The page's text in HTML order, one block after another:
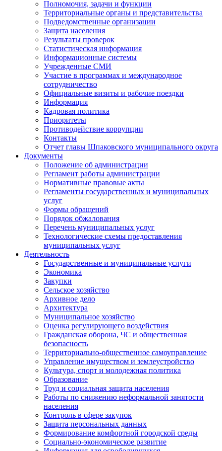
Полномочия, задачи и функции
Территориальные органы и представительства
Подведомственные организации
Защита населения
Результаты проверок
Статистическая информация
Информационные системы
Учрежденные СМИ
Участие в программах и международное
сотрудничество
Официальные визиты и рабочие поездки
Информация
Кадровая политика
Приоритеты
Противодействие коррупции
Контакты
Отчет главы Шпаковского муниципального округа
Документы
Положение об администрации
Регламент работы администрации
Нормативные правовые акты
Регламенты государственных и муниципальных
услуг
Формы обращений
Порядок обжалования
Перечень муниципальных услуг
Технологические схемы предоставления
муниципальных услуг
Деятельность
Государственные и муниципальные услуги
Экономика
Закупки
Сельское хозяйство
Архивное дело
Архитектура
Муниципальное хозяйство
Оценка регулирующего воздействия
Гражданская оборона, ЧС и общественная
безопасность
Территориально-общественное самоуправление
Управление имуществом и землеустройство
Культура, спорт и молодежная политика
Образование
Труд и социальная защита населения
Работы по снижению неформальной занятости
населения
Контроль в сфере закупок
Защита персональных данных
Формирование комфортной городской среды
Социально-экономическое развитие